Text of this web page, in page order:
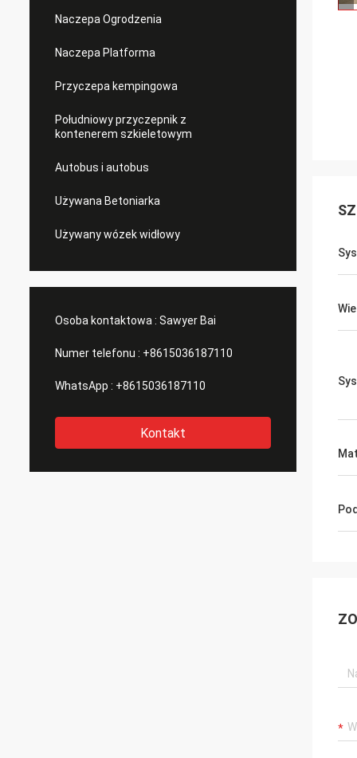
Naczepa Ogrodzenia
Naczepa Platforma
Przyczepa kempingowa
Południowy przyczepnik z
kontenerem szkieletowym
Autobus i autobus
Używana Betoniarka
Używany wózek widłowy
Osoba kontaktowa : Sawyer Bai
Numer telefonu : +8615036187110
WhatsApp : +8615036187110
Kontakt